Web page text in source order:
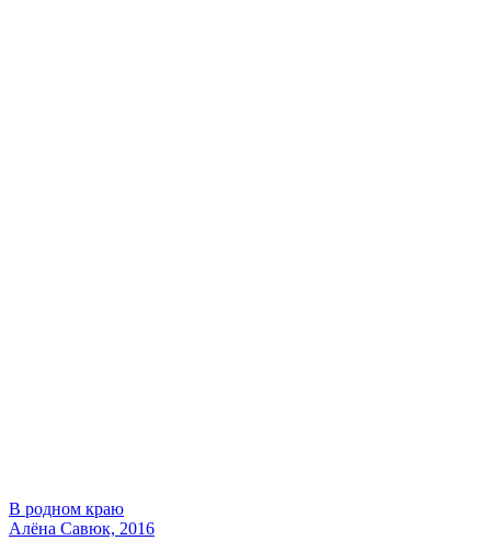
В родном краю
Алёна Савюк, 2016